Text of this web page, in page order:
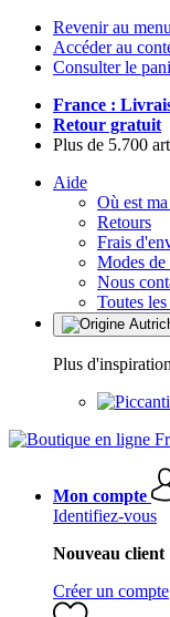
Revenir au menu
Accéder au
Consulter le
France :
Retour gratuit
Plus de 5.700
Aide
Où est
Retours
Frais
Modes de
Nous
Toutes
Plus d'inspiration
Mon compte
Identifiez-vous
Nouveau client
Créer un compte